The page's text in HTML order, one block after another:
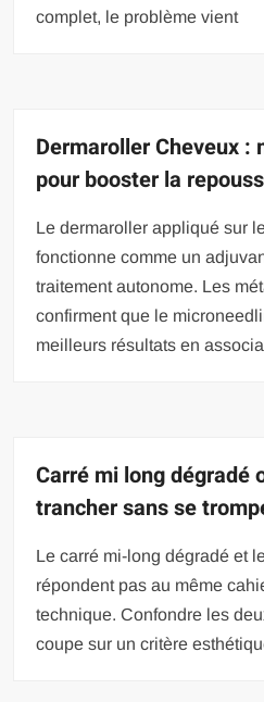
complet, le problème vient
Dermaroller Cheveux :
pour booster la
Le dermaroller appliqué sur
fonctionne comme un
traitement autonome. Les
confirment que le
meilleurs résultats en
Carré mi long dégradé
trancher sans se
Le carré mi-long dégradé et
répondent pas au même
technique. Confondre les
coupe sur un critère